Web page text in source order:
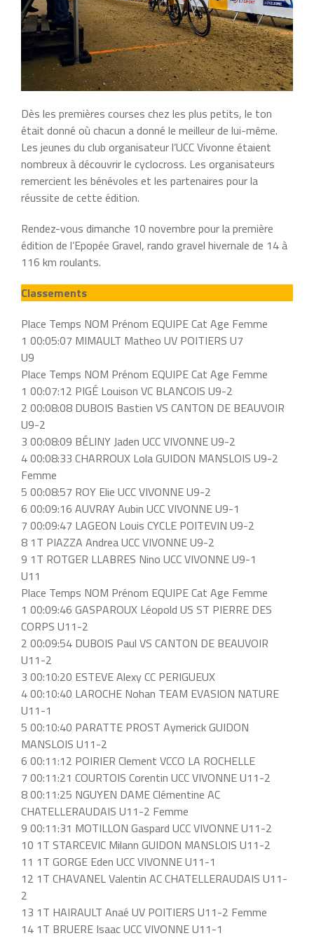
Dès les premières courses chez les plus petits, le ton
était donné où chacun a donné le meilleur de lui-même.
Les jeunes du club organisateur l’UCC Vivonne étaient
nombreux à découvrir le cyclocross. Les organisateurs
remercient les bénévoles et les partenaires pour la
réussite de cette édition.
Rendez-vous dimanche 10 novembre pour la première
édition de l’Epopée Gravel, rando gravel hivernale de 14 à
116 km roulants.
Classements
Place Temps NOM Prénom EQUIPE Cat Age Femme
1 00:05:07 MIMAULT Matheo UV POITIERS U7
U9
Place Temps NOM Prénom EQUIPE Cat Age Femme
1 00:07:12 PIGÉ Louison VC BLANCOIS U9-2
2 00:08:08 DUBOIS Bastien VS CANTON DE BEAUVOIR
U9-2
3 00:08:09 BÉLINY Jaden UCC VIVONNE U9-2
4 00:08:33 CHARROUX Lola GUIDON MANSLOIS U9-2
Femme
5 00:08:57 ROY Elie UCC VIVONNE U9-2
6 00:09:16 AUVRAY Aubin UCC VIVONNE U9-1
7 00:09:47 LAGEON Louis CYCLE POITEVIN U9-2
8 1T PIAZZA Andrea UCC VIVONNE U9-2
9 1T ROTGER LLABRES Nino UCC VIVONNE U9-1
U11
Place Temps NOM Prénom EQUIPE Cat Age Femme
1 00:09:46 GASPAROUX Léopold US ST PIERRE DES
CORPS U11-2
2 00:09:54 DUBOIS Paul VS CANTON DE BEAUVOIR
U11-2
3 00:10:20 ESTEVE Alexy CC PERIGUEUX
4 00:10:40 LAROCHE Nohan TEAM EVASION NATURE
U11-1
5 00:10:40 PARATTE PROST Aymerick GUIDON
MANSLOIS U11-2
6 00:11:12 POIRIER Clement VCCO LA ROCHELLE
7 00:11:21 COURTOIS Corentin UCC VIVONNE U11-2
8 00:11:25 NGUYEN DAME Clémentine AC
CHATELLERAUDAIS U11-2 Femme
9 00:11:31 MOTILLON Gaspard UCC VIVONNE U11-2
10 1T STARCEVIC Milann GUIDON MANSLOIS U11-2
11 1T GORGE Eden UCC VIVONNE U11-1
12 1T CHAVANEL Valentin AC CHATELLERAUDAIS U11-
2
13 1T HAIRAULT Anaé UV POITIERS U11-2 Femme
14 1T BRUERE Isaac UCC VIVONNE U11-1